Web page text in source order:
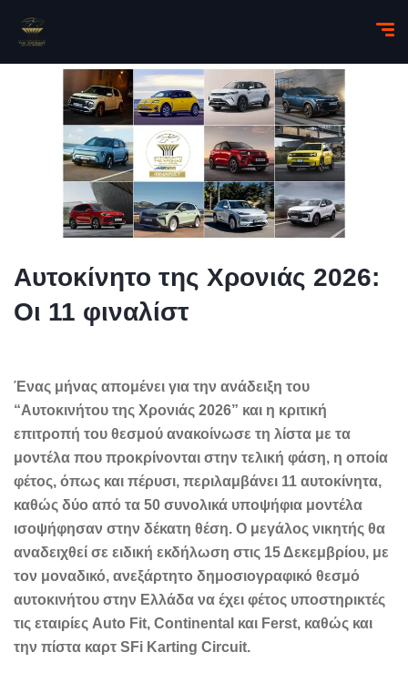
Αυτοκίνητο της Χρονιάς 2026:
Οι 11 φιναλίστ
Ένας μήνας απομένει για την ανάδειξη του
“Αυτοκινήτου της Χρονιάς 2026” και η κριτική
επιτροπή του θεσμού ανακοίνωσε τη λίστα με τα
μοντέλα που προκρίνονται στην τελική φάση, η οποία
φέτος, όπως και πέρυσι, περιλαμβάνει 11 αυτοκίνητα,
καθώς δύο από τα 50 συνολικά υποψήφια μοντέλα
ισοψήφησαν στην δέκατη θέση. Ο μεγάλος νικητής θα
αναδειχθεί σε ειδική εκδήλωση στις 15 Δεκεμβρίου, με
τον μοναδικό, ανεξάρτητο δημοσιογραφικό θεσμό
αυτοκινήτου στην Ελλάδα να έχει φέτος υποστηρικτές
τις εταιρίες Auto Fit, Continental και Ferst, καθώς και
την πίστα καρτ SFi Karting Circuit.